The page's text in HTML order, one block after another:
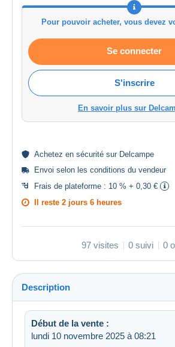
Pour pouvoir acheter, vous devez
Se connecter
S'inscrire
En savoir plus sur
Achetez en sécurité sur Delcampe
Envoi selon les conditions du vendeur
Frais de plateforme : 10 % + 0,30 €
Il reste 2 jours 6 heures
97 visites 0 suivi 0
Description
Début de la vente :
lundi 10 novembre 2025 à 08:21